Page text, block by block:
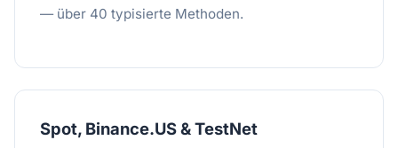
— über 40 typisierte Methoden.
Spot, Binance.US & TestNet